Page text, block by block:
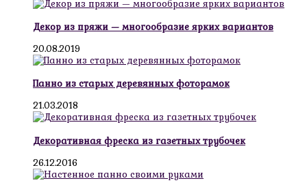
Декор из пряжи — многообразие ярких вариантов
20.08.2019
Панно из старых деревянных фоторамок
21.03.2018
Декоративная фреска из газетных трубочек
26.12.2016